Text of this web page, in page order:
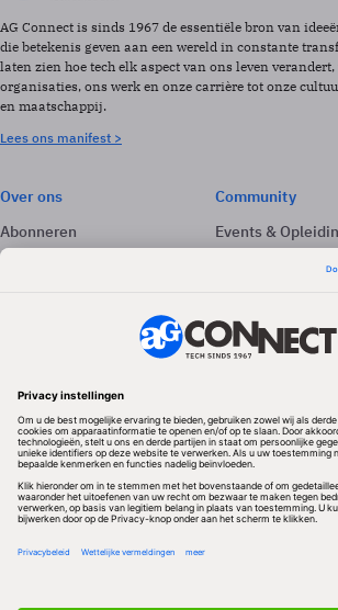
AG Connect is sinds 1967 de essentiële bron van
die betekenis geven aan een wereld in constante
laten zien hoe tech elk aspect van ons leven
organisaties, ons werk en onze carrière tot onze
en maatschappij.
Lees ons manifest >
Over ons
Abonneren
Adverteren
Community
Events &
Volg ons
Redactionele partner
Algemene Voorwaarden & Copyrights